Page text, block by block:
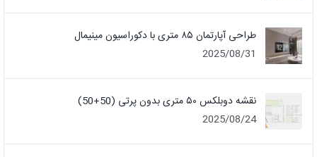
طراحی آپارتمان ۸۵ متری با دکوراسیون مینیمال
2025/08/31
نقشه دوبلکس ۵۰ متری بدون پرتی (50+50)
2025/08/24